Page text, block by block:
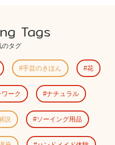
Tags
のタグ
手芸のきほん 花
ーク ナチュラル
説 ソーイング用品